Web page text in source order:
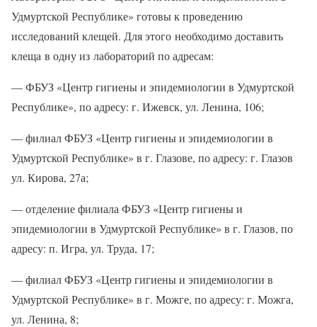
Удмуртской Республике» готовы к проведению
исследований клещей. Для этого необходимо доставить
клеща в одну из лабораторий по адресам:
— ФБУЗ «Центр гигиены и эпидемиологии в Удмуртской
Республике», по адресу: г. Ижевск, ул. Ленина, 106;
— филиал ФБУЗ «Центр гигиены и эпидемиологии в
Удмуртской Республике» в г. Глазове, по адресу: г. Глазов
ул. Кирова, 27а;
— отделение филиала ФБУЗ «Центр гигиены и
эпидемиологии в Удмуртской Республике» в г. Глазов, по
адресу: п. Игра, ул. Труда, 17;
— филиал ФБУЗ «Центр гигиены и эпидемиологии в
Удмуртской Республике» в г. Можге, по адресу: г. Можга,
ул. Ленина, 8;